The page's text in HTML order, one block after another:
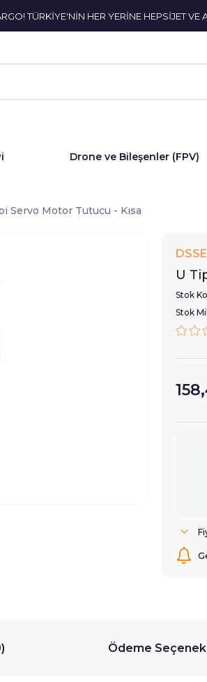
TÜRKİYE'NİN HER YERİNE HEPSİJET VE
Drone ve Bileşenler (FPV)
Servo Motor Tutucu - Kısa
U
Stok
Stok
Ödeme